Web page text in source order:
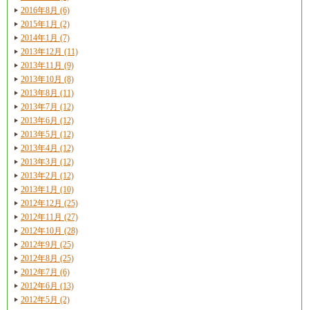
2016年8月 (6)
2015年1月 (2)
2014年1月 (7)
2013年12月 (11)
2013年11月 (9)
2013年10月 (8)
2013年8月 (11)
2013年7月 (12)
2013年6月 (12)
2013年5月 (12)
2013年4月 (12)
2013年3月 (12)
2013年2月 (12)
2013年1月 (10)
2012年12月 (25)
2012年11月 (27)
2012年10月 (28)
2012年9月 (25)
2012年8月 (25)
2012年7月 (6)
2012年6月 (13)
2012年5月 (2)